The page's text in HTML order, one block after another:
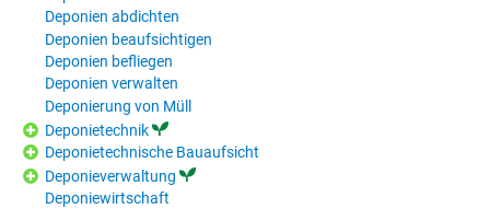
Deponien abdichten
Deponien beaufsichtigen
Deponien befliegen
Deponien verwalten
Deponierung von Müll
Deponietechnik
Deponietechnische Bauaufsicht
Deponieverwaltung
Deponiewirtschaft